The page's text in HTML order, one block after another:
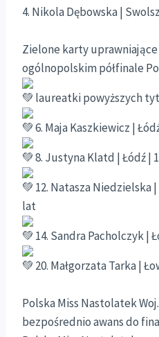
4. Nikola Dębowska |
Zielone karty uprawniające
ogólnopolskim półfinale
laureatki powyższych
6. Maja Kaszkiewicz |
8. Justyna Klatd | Łódź |
12. Natasza Niedzielska
lat
14. Sandra Pacholczyk |
20. Małgorzata Tarka |
Polska Miss Nastolatek
bezpośrednio awans do